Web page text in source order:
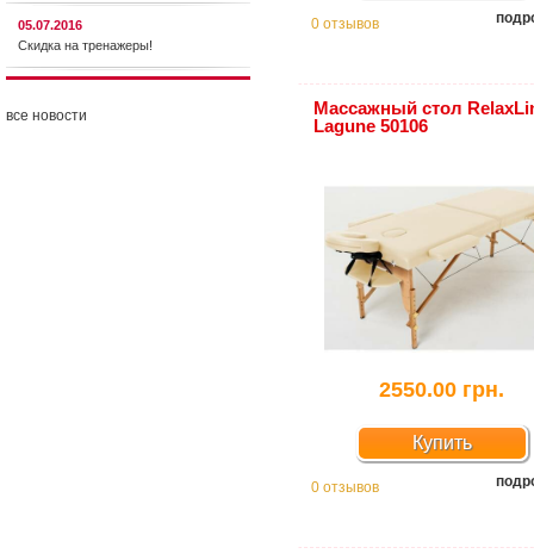
05.07.2016
Скидка на тренажеры!
все новости
0 отзывов
Массажный стол
Lagune 50106
2550.00 грн.
Купить
0 отзывов